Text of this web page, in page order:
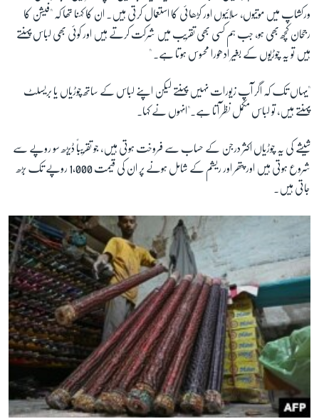
ورکشاپ میں موتیوں، سلائیوں اور کڑھائی کا استعمال کرتی ہیں۔ ان کا کہنا تھا کہ "فیشن کا
رجحان کچھ بھی ہو، جب ہم کسی بھی تقریب میں شرکت کرتے ہیں اور کوئی بھی لباس پہنتے
ہیں تو یہ چوڑیوں کے بغیر ادھورا محسوس ہوتا ہے۔ "
"یہاں تک کہ اگر آپ زیورات نہیں پہنتے لیکن اپنے لباس کے ساتھ چوڑیاں یا بریسلٹ
پہنتے ہیں، تو لباس مکمل نظر آتا ہے۔"انہوں نے کہا۔
شیشے کی یہ چوڑیاں اکثر درجن کے حساب سے فروخت ہوتی ہیں، جو تقریباً ڈیڑھ سو روپے سے
شروع ہوتی ہیں اور پتھر اور ریشم کے شامل ہونے پر ان کی قیمت 1,000 روپے تک بڑھ
جاتی ہیں۔